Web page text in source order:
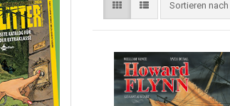
Sortieren nach